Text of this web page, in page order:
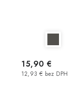
12,93 € bez DPH
15,90 €